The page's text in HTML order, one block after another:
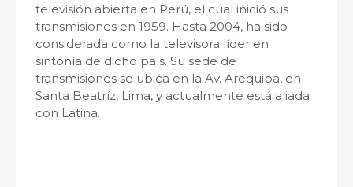
televisión abierta en Perú, el cual inició sus
transmisiones en 1959. Hasta 2004, ha sido
considerada como la televisora líder en
sintonía de dicho país. Su sede de
transmisiones se ubica en la Av. Arequipa, en
Santa Beatríz, Lima, y actualmente está aliada
con Latina.